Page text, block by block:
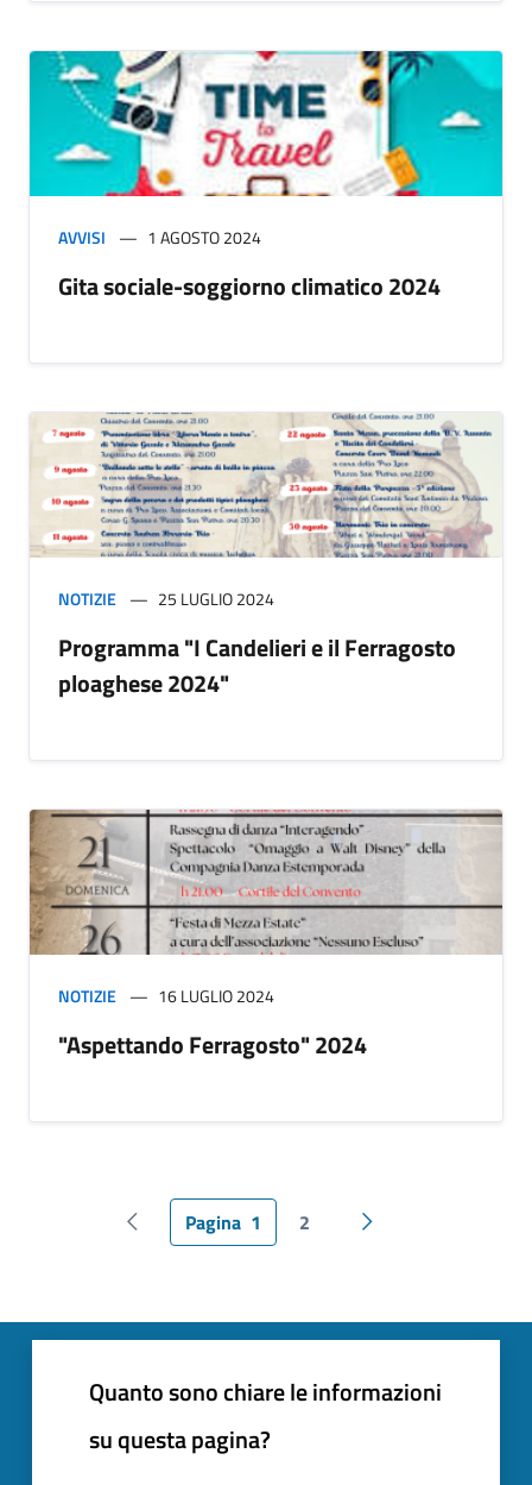
AVVISI 1 AGOSTO 2024
Gita sociale-soggiorno climatico 2024
NOTIZIE 25 LUGLIO 2024
Programma "I Candelieri e il Ferragosto
ploaghese 2024"
NOTIZIE 16 LUGLIO 2024
"Aspettando Ferragosto" 2024
Pagina precedente
Pagina 1 2 Pagina successiva
Quanto sono chiare le informazioni
su questa pagina?